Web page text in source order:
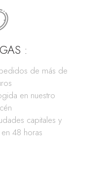
:
de más de
en nuestro
capitales y
48 horas